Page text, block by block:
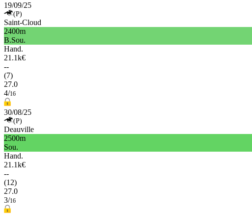
19/09/25
(P)
Saint-Cloud
2400m
B.Sou.
Hand.
21.1k€
--
(7)
27.0
4/16
30/08/25
(P)
Deauville
2500m
Sou.
Hand.
21.1k€
--
(12)
27.0
3/16